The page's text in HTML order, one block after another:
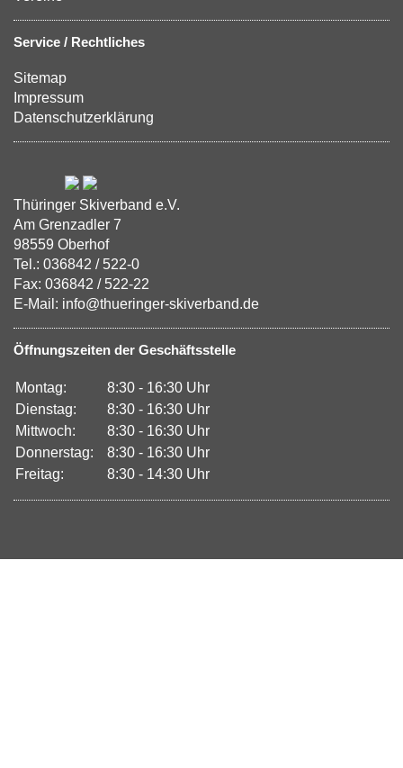
Service / Rechtliches
Sitemap
Impressum
Datenschutzerklärung
Thüringer Skiverband e.V.
Am Grenzadler 7
98559 Oberhof
Tel.: 036842 / 522-0
Fax: 036842 / 522-22
E-Mail: info@thueringer-skiverband.de
Öffnungszeiten der Geschäftsstelle
Montag:
8:30 - 16:30 Uhr
Dienstag:
8:30 - 16:30 Uhr
Mittwoch:
8:30 - 16:30 Uhr
Donnerstag:
8:30 - 16:30 Uhr
Freitag:
8:30 - 14:30 Uhr